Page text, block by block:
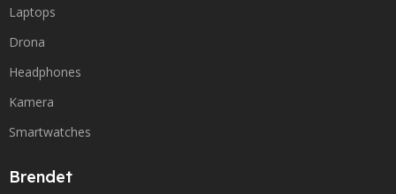
Laptops
Drona
Headphones
Kamera
Smartwatches
Brendet